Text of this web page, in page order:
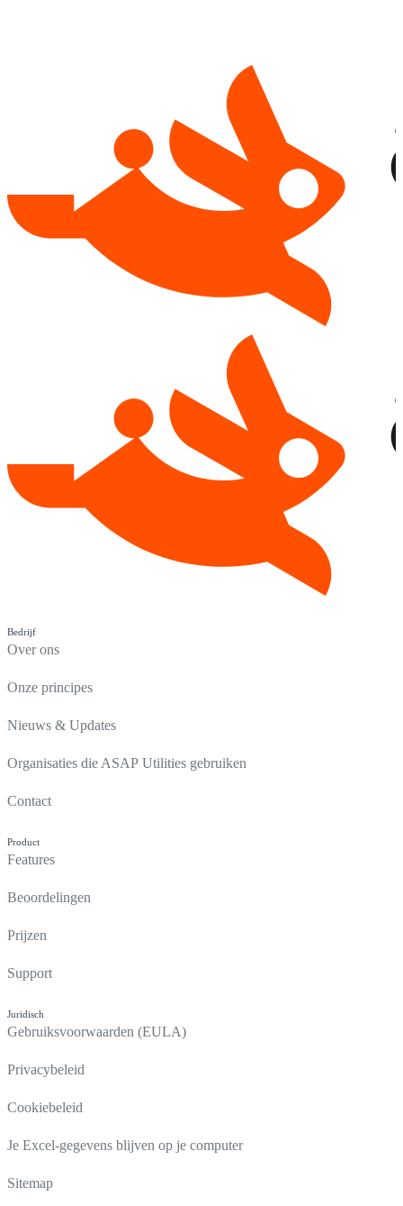
Bedrijf
Over ons
Onze principes
Nieuws & Updates
Organisaties die ASAP Utilities gebruiken
Contact
Product
Features
Beoordelingen
Prijzen
Support
Juridisch
Gebruiksvoorwaarden (EULA)
Privacybeleid
Cookiebeleid
Je Excel-gegevens blijven op je computer
Sitemap